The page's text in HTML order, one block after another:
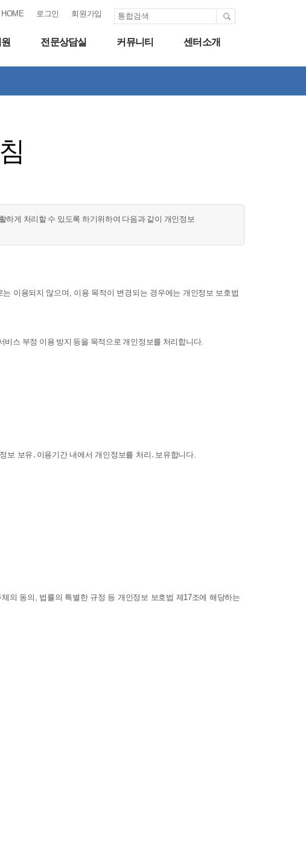
HOME 로그인 회원가입
전문상담실 커뮤니티 센터소개
게 처리할 수 있도록 하기위하여 다음과 같이 개인정보
이용되지 않으며, 이용 목적이 변경되는 경우에는 개인정보 보호법
스 부정 이용 방지 등을 목적으로 개인정보를 처리합니다.
보유․이용기간 내에서 개인정보를 처리․보유합니다.
의 동의, 법률의 특별한 규정 등 개인정보 보호법 제17조에 해당하는